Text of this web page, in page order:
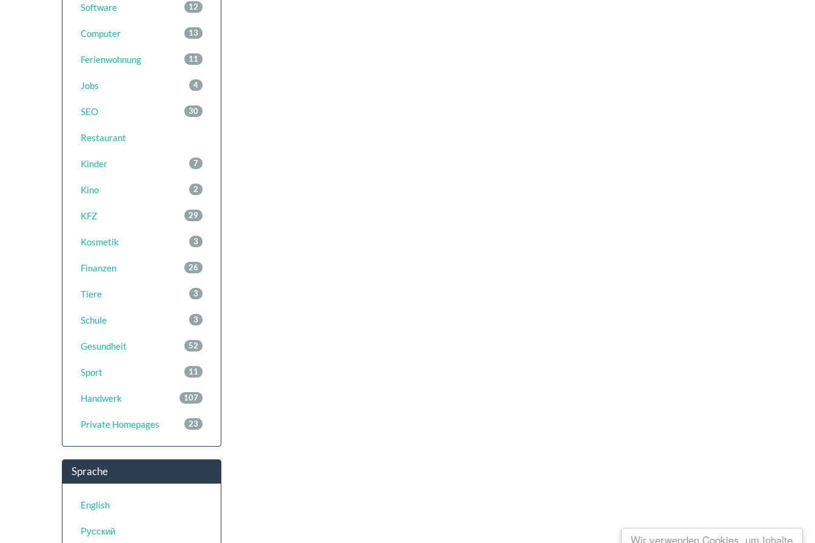
Wir verwenden Cookies, um Inhalte
12
Software
13
Computer
11
Ferienwohnung
4
Jobs
30
SEO
Restaurant
7
Kinder
2
Kino
29
KFZ
3
Kosmetik
26
Finanzen
3
Tiere
3
Schule
52
Gesundheit
11
Sport
107
Handwerk
23
Private Homepages
Sprache
English
Русский